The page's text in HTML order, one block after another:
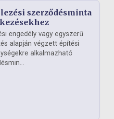
szerződésminta
engedély vagy egyszerű
alapján végzett építési
alkalmazható